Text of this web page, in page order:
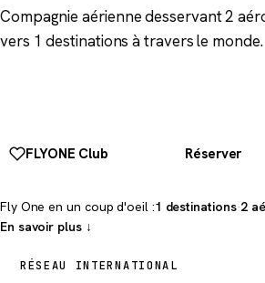
Compagnie aérienne desservant 2
vers 1 destinations à travers le monde.
FLYONE Club Réserver
Fly One en un coup d'oeil :1 destinations·2
En savoir plus ↓
RÉSEAU INTERNATIONAL